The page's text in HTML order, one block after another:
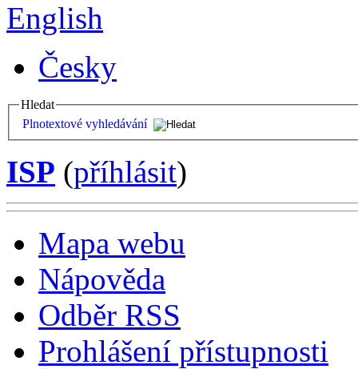
English
Česky
Hledat
Plnotextové vyhledávání
ISP (příhlásit)
Mapa webu
Nápověda
Odběr RSS
Prohlášení přístupnosti